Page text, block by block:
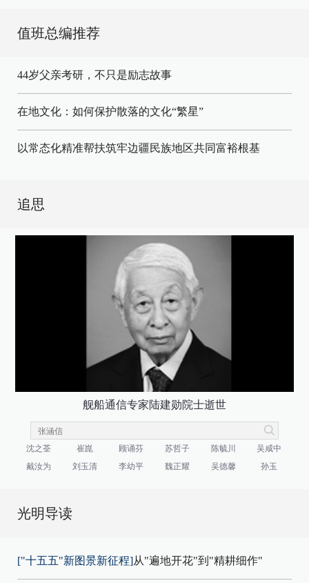
值班总编推荐
44岁父亲考研，不只是励志故事
在地文化：如何保护散落的文化“繁星”
以常态化精准帮扶筑牢边疆民族地区共同富裕根基
追思
舰船通信专家陆建勋院士逝世
沈之荃 崔崑 顾诵芬 苏哲子 陈毓川
吴咸中
戴汝为
刘玉清 李幼平 魏正耀 吴德馨 孙玉
光明导读
["十五五"新图景新征程]从"遍地开花"到"精耕细作"